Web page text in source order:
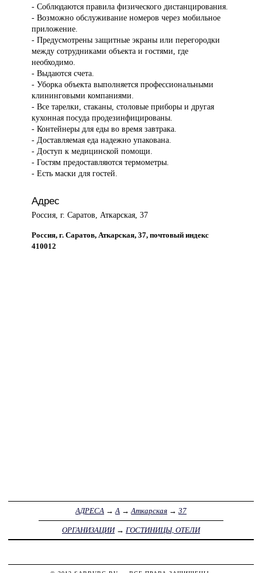
- Соблюдаются правила физического дистанцирования.
- Возможно обслуживание номеров через мобильное
приложение.
- Предусмотрены защитные экраны или перегородки
между сотрудниками объекта и гостями, где
необходимо.
- Выдаются счета.
- Уборка объекта выполняется профессиональными
клининговыми компаниями.
- Все тарелки, стаканы, столовые приборы и другая
кухонная посуда продезинфицированы.
- Контейнеры для еды во время завтрака.
- Доставляемая еда надежно упакована.
- Доступ к медицинской помощи.
- Гостям предоставляются термометры.
- Есть маски для гостей.
Адрес
Россия, г. Саратов, Аткарская, 37
Россия, г. Саратов, Аткарская, 37, почтовый индекс
410012
АДРЕСА →А →Аткарская → 37
ОРГАНИЗАЦИИ→ ГОСТИНИЦЫ, ОТЕЛИ